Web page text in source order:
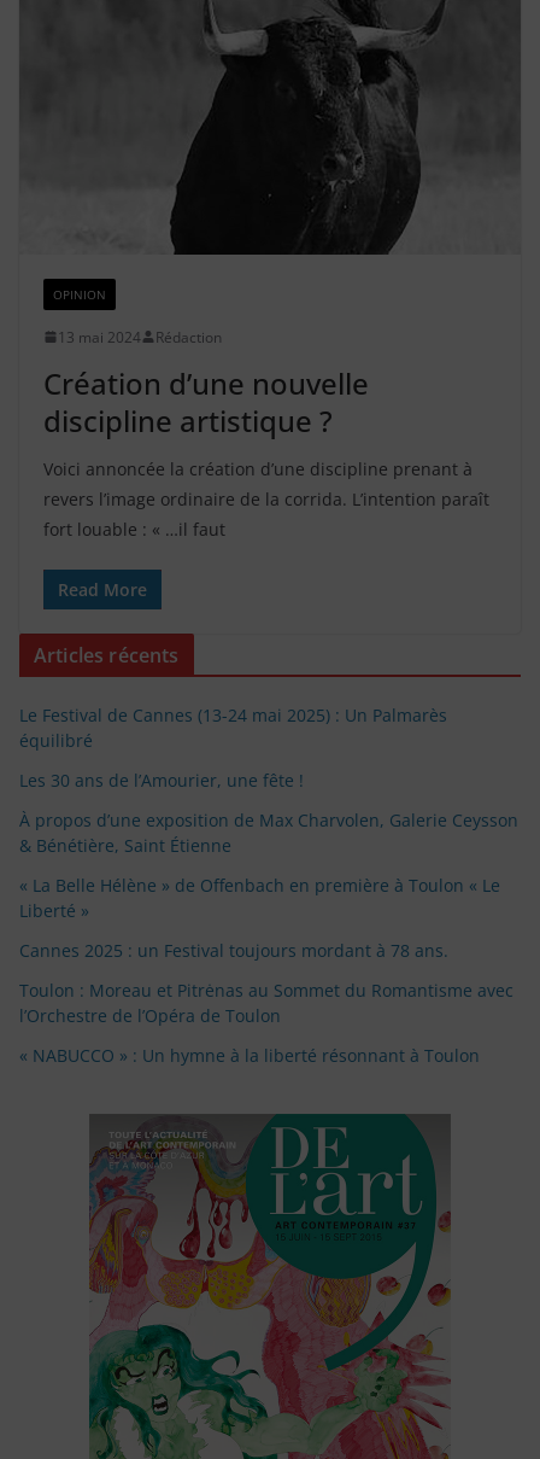
OPINION
13 mai 2024 Rédaction
Création d’une nouvelle
discipline artistique ?
Voici annoncée la création d’une discipline prenant à
revers l’image ordinaire de la corrida. L’intention paraît
fort louable : « …il faut
Read More
Articles récents
Le Festival de Cannes (13-24 mai 2025) : Un Palmarès
équilibré
Les 30 ans de l’Amourier, une fête !
À propos d’une exposition de Max Charvolen, Galerie Ceysson
& Bénétière, Saint Étienne
« La Belle Hélène » de Offenbach en première à Toulon « Le
Liberté »
Cannes 2025 : un Festival toujours mordant à 78 ans.
Toulon : Moreau et Pitrėnas au Sommet du Romantisme avec
l’Orchestre de l’Opéra de Toulon
« NABUCCO » : Un hymne à la liberté résonnant à Toulon